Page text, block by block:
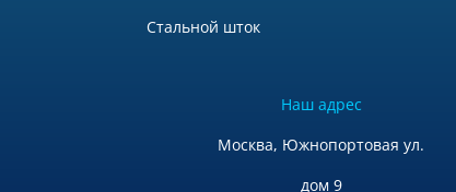
Стальной шток
Наш адрес
Москва, Южнопортовая ул.
дом 9